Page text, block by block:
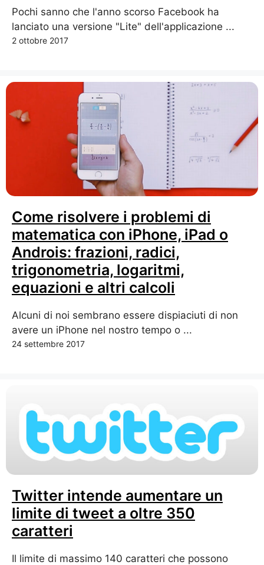
Pochi sanno che l'anno scorso Facebook ha
lanciato una versione "Lite" dell'applicazione ...
2 ottobre 2017
Come risolvere i problemi di
matematica con iPhone, iPad o
Androis: frazioni, radici,
trigonometria, logaritmi,
equazioni e altri calcoli
Alcuni di noi sembrano essere dispiaciuti di non
avere un iPhone nel nostro tempo o ...
24 settembre 2017
Twitter intende aumentare un
limite di tweet a oltre 350
caratteri
Il limite di massimo 140 caratteri che possono